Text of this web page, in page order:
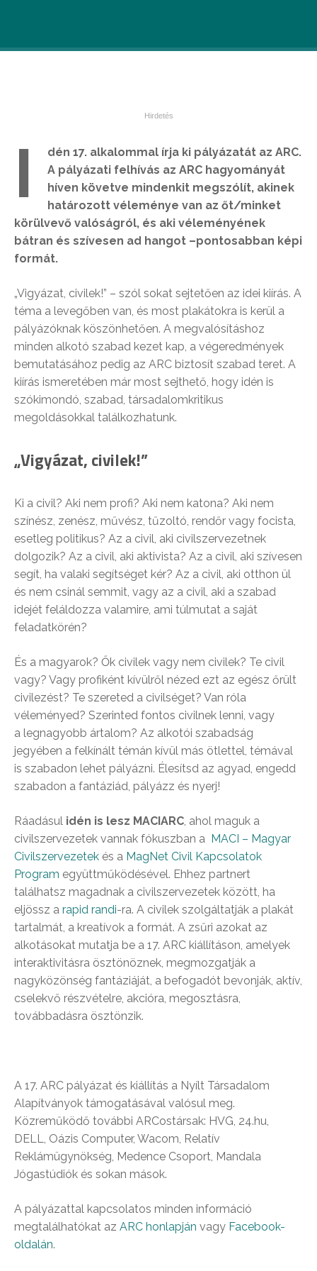
I
dén 17. alkalommal írja ki pályázatát az ARC.
A pályázati felhívás az ARC hagyományát
híven követve mindenkit megszólít, akinek
határozott véleménye van az őt/minket
körülvevő valóságról, és aki véleményének
bátran és szívesen ad hangot –pontosabban képi
formát.
„Vigyázat, civilek!” – szól sokat sejtetően az idei kiírás. A
téma a levegőben van, és most plakátokra is kerül a
pályázóknak köszönhetően. A megvalósításhoz
minden alkotó szabad kezet kap, a végeredmények
bemutatásához pedig az ARC biztosít szabad teret. A
kiírás ismeretében már most sejthető, hogy idén is
szókimondó, szabad, társadalomkritikus
megoldásokkal találkozhatunk.
„Vigyázat, civilek!”
Ki a civil? Aki nem profi? Aki nem katona? Aki nem
színész, zenész, művész, tűzoltó, rendőr vagy focista,
esetleg politikus? Az a civil, aki civilszervezetnek
dolgozik? Az a civil, aki aktivista? Az a civil, aki szívesen
segít, ha valaki segítséget kér? Az a civil, aki otthon ül
és nem csinál semmit, vagy az a civil, aki a szabad
idejét feláldozza valamire, ami túlmutat a saját
feladatkörén?
És a magyarok? Ők civilek vagy nem civilek? Te civil
vagy? Vagy profiként kívülről nézed ezt az egész őrült
civilezést? Te szereted a civilséget? Van róla
véleményed? Szerinted fontos civilnek lenni, vagy
a legnagyobb ártalom? Az alkotói szabadság
jegyében a felkínált témán kívül más ötlettel, témával
is szabadon lehet pályázni. Élesítsd az agyad, engedd
szabadon a fantáziád, pályázz és nyerj!
Ráadásul idén is lesz MACIARC, ahol maguk a
civilszervezetek vannak fókuszban a MACI – Magyar
Civilszervezetek és a MagNet Civil Kapcsolatok
Program együttműködésével. Ehhez partnert
találhatsz magadnak a civilszervezetek között, ha
eljössz a rapid randi-ra. A civilek szolgáltatják a plakát
tartalmát, a kreatívok a formát. A zsűri azokat az
alkotásokat mutatja be a 17. ARC kiállításon, amelyek
interaktivitásra ösztönöznek, megmozgatják a
nagyközönség fantáziáját, a befogadót bevonják, aktív,
cselekvő részvételre, akcióra, megosztásra,
továbbadásra ösztönzik.
A 17. ARC pályázat és kiállítás a Nyílt Társadalom
Alapítványok támogatásával valósul meg.
Közreműködő további ARCostársak: HVG, 24.hu,
DELL, Oázis Computer, Wacom, Relatív
Reklámügynökség, Medence Csoport, Mandala
Jógastúdiók és sokan mások.
A pályázattal kapcsolatos minden információ
megtalálhatókat az ARC honlapján vagy Facebook-
oldalán.